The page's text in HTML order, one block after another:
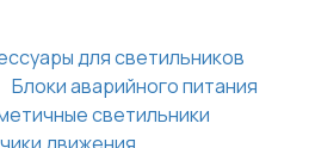
для светильников
Блоки аварийного питания
светильники